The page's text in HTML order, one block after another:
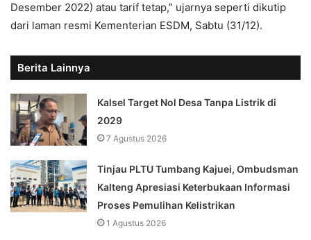
Desember 2022) atau tarif tetap,” ujarnya seperti dikutip
dari laman resmi Kementerian ESDM, Sabtu (31/12).
Berita Lainnya
Kalsel Target Nol Desa Tanpa Listrik di
2029
7 Agustus 2026
Tinjau PLTU Tumbang Kajuei, Ombudsman
Kalteng Apresiasi Keterbukaan Informasi
Proses Pemulihan Kelistrikan
1 Agustus 2026